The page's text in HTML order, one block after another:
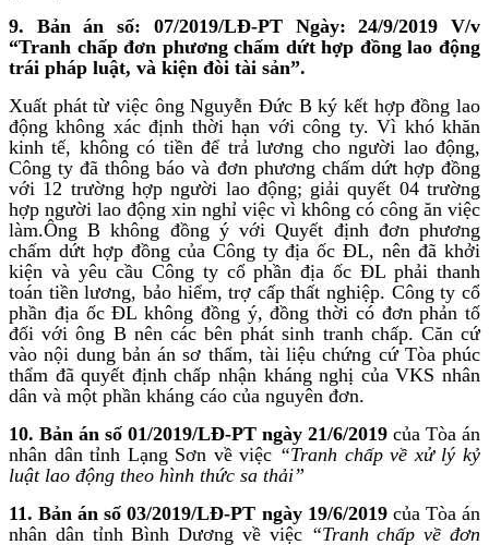
9. Bản án số: 07/2019/LĐ-PT Ngày: 24/9/2019 V/v
“Tranh chấp đơn phương chấm dứt hợp đồng lao động
trái pháp luật, và kiện đòi tài sản”.
Xuất phát từ việc ông Nguyễn Đức B ký kết hợp đồng lao
động không xác định thời hạn với công ty. Vì khó khăn
kinh tế, không có tiền để trả lương cho người lao động,
Công ty đã thông báo và đơn phương chấm dứt hợp đồng
với 12 trường hợp người lao động; giải quyết 04 trường
hợp người lao động xin nghỉ việc vì không có công ăn việc
làm.Ông B không đồng ý với Quyết định đơn phương
chấm dứt hợp đồng của Công ty địa ốc ĐL, nên đã khởi
kiện và yêu cầu Công ty cổ phần địa ốc ĐL phải thanh
toán tiền lương, bảo hiểm, trợ cấp thất nghiệp. Công ty cổ
phần địa ốc ĐL không đồng ý, đồng thời có đơn phản tố
đối với ông B nên các bên phát sinh tranh chấp. Căn cứ
vào nội dung bản án sơ thẩm, tài liệu chứng cứ Tòa phúc
thẩm đã quyết định chấp nhận kháng nghị của VKS nhân
dân và một phần kháng cáo của nguyên đơn.
10. Bản án số 01/2019/LĐ-PT ngày 21/6/2019 của Tòa án
nhân dân tỉnh Lạng Sơn về việc “Tranh chấp về xử lý kỷ
luật lao động theo hình thức sa thải”
11. Bản án số 03/2019/LĐ-PT ngày 19/6/2019 của Tòa án
nhân dân tỉnh Bình Dương về việc “Tranh chấp về đơn